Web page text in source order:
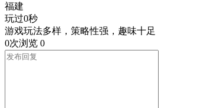
福建
玩过0秒
游戏玩法多样，策略性强，趣味十足
0次浏览 0